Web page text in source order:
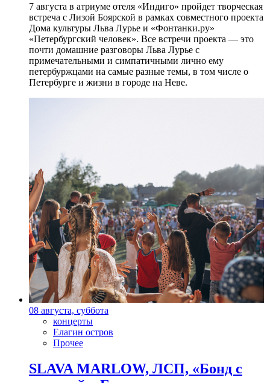
7 августа в атриуме отеля «Индиго» пройдет творческая
встреча с Лизой Боярской в рамках совместного проекта
Дома культуры Льва Лурье и «Фонтанки.ру»
«Петербургский человек». Все встречи проекта — это
почти домашние разговоры Льва Лурье с
примечательными и симпатичными лично ему
петербуржцами на самые разные темы, в том числе о
Петербурге и жизни в городе на Неве.
08 августа, суббота
концерты
Елагин остров
Прочее
SLAVA MARLOW, ЛСП, «Бонд с